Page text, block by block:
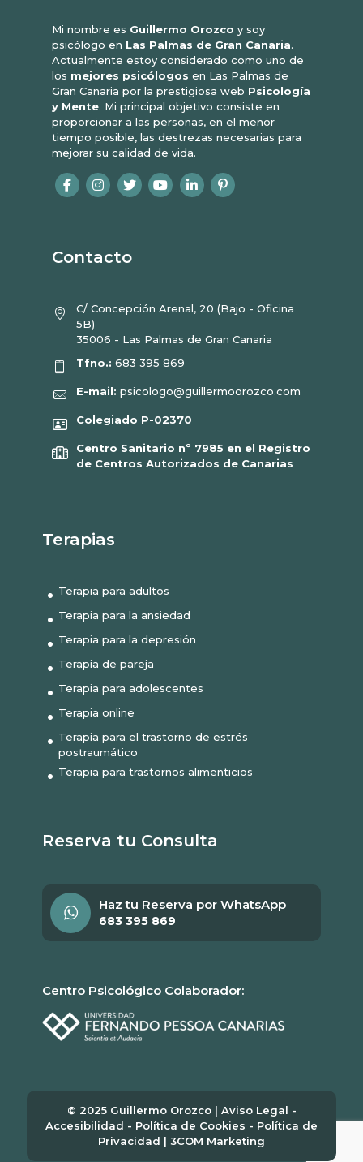
Mi nombre es Guillermo Orozco y soy
psicólogo en Las Palmas de Gran Canaria.
Actualmente estoy considerado como uno de
los mejores psicólogos en Las Palmas de
Gran Canaria por la prestigiosa web Psicología
y Mente. Mi principal objetivo consiste en
proporcionar a las personas, en el menor
tiempo posible, las destrezas necesarias para
mejorar su calidad de vida.
Contacto
C/ Concepción Arenal, 20 (Bajo - Oficina
5B)
35006 - Las Palmas de Gran Canaria
Tfno.: 683 395 869
E-mail: psicologo@guillermoorozco.com
Colegiado P-02370
Centro Sanitario nº 7985 en el Registro
de Centros Autorizados de Canarias
Terapias
Terapia para adultos
Terapia para la ansiedad
Terapia para la depresión
Terapia de pareja
Terapia para adolescentes
Terapia online
Terapia para el trastorno de estrés
postraumático
Terapia para trastornos alimenticios
Reserva tu Consulta
Haz tu Reserva por WhatsApp
683 395 869
Centro Psicológico Colaborador:
© 2025 Guillermo Orozco | Aviso Legal -
Accesibilidad - Política de Cookies - Política de
Privacidad | 3COM Marketing